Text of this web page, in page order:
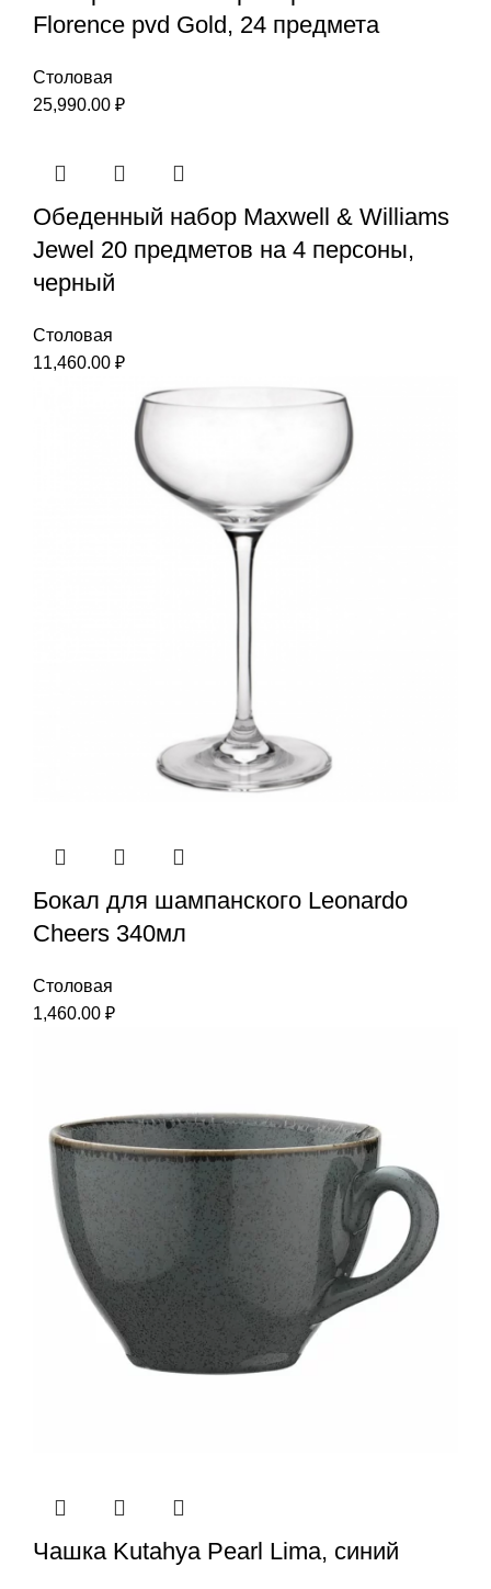
Florence pvd Gold, 24 предмета
Столовая
25,990.00 ₽
Обеденный набор Maxwell & Williams
Jewel 20 предметов на 4 персоны,
черный
Столовая
11,460.00 ₽
Бокал для шампанского Leonardo
Cheers 340мл
Столовая
1,460.00 ₽
Чашка Kutahya Pearl Lima, синий